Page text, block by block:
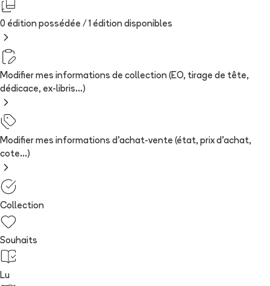
0 édition possédée / 1 édition disponibles
Modifier mes informations de collection (EO, tirage de tête,
dédicace, ex-libris...)
Modifier mes informations d'achat-vente (état, prix d'achat,
cote...)
Collection
Souhaits
Lu